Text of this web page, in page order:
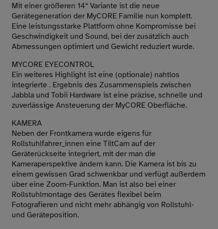
Mit einer größeren 14“ Variante ist die neue
Gerätegeneration der MyCORE Familie nun komplett.
Eine leistungsstarke Plattform ohne Kompromisse bei
Geschwindigkeit und Sound, bei der zusätzlich auch
Abmessungen optimiert und Gewicht reduziert wurde.
MYCORE EYECONTROL
Ein weiteres Highlight ist eine (optionale) nahtlos
integrierte . Ergebnis des Zusammenspiels zwischen
Jabbla und Tobii Hardware ist eine präzise, schnelle und
zuverlässige Ansteuerung der MyCORE Oberfläche.
KAMERA
Neben der Frontkamera wurde eigens für
Rollstuhlfahrer_innen eine TiltCam auf der
Geräterückseite integriert, mit der man die
Kameraperspektive ändern kann. Die Kamera ist bis zu
einem gewissen Grad schwenkbar und verfügt außerdem
über eine Zoom-Funktion. Man ist also bei einer
Rollstuhlmontage des Gerätes flexibel beim
Fotografieren und nicht mehr abhängig von Rollstuhl-
und Geräteposition.